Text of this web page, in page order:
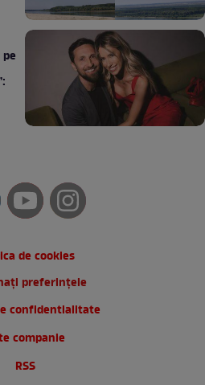
de cookies
preferințele
confidentialitate
companie
RSS